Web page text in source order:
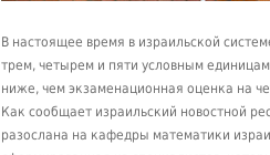
В настоящее время в израильской
трем, четырем и пяти условным
ниже, чем экзаменационная оценка на
Как сообщает израильский новостной
разослана на кафедры математики